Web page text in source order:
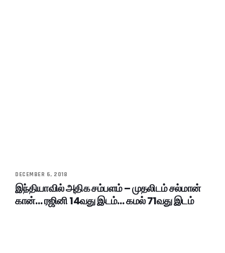
DECEMBER 6, 2018
இந்தியாவில் அதிக சம்பளம் – முதலிடம் சல்மான்
கான்… ரஜினி 14வது இடம்… கமல் 71வது இடம்